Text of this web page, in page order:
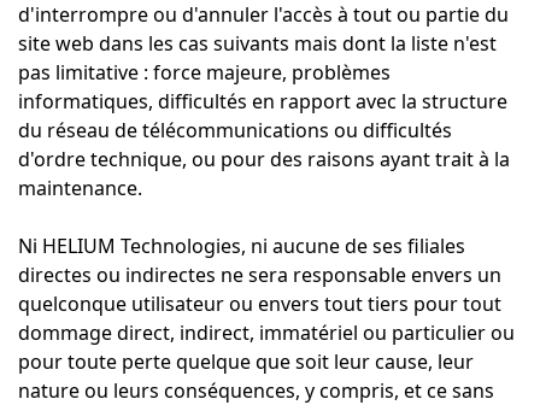
d'interrompre ou d'annuler l'accès à tout ou partie du
site web dans les cas suivants mais dont la liste n'est
pas limitative : force majeure, problèmes
informatiques, difficultés en rapport avec la structure
du réseau de télécommunications ou difficultés
d'ordre technique, ou pour des raisons ayant trait à la
maintenance.
Ni HELIUM Technologies, ni aucune de ses filiales
directes ou indirectes ne sera responsable envers un
quelconque utilisateur ou envers tout tiers pour tout
dommage direct, indirect, immatériel ou particulier ou
pour toute perte quelque que soit leur cause, leur
nature ou leurs conséquences, y compris, et ce sans